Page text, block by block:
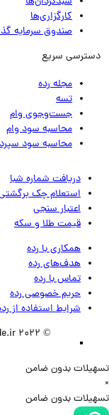
کارگزاری‌ها
صندوق سرمایه گذاری
سریع
مجله رده
تسه
جست‌وجوی وام
محاسبه سود وام
محاسبه سود سپرده
دریافت شماره شبا
استعلام چک برگشتی
اعتبار سنجی
قیمت طلا و سکه
همکاری با رده
هدف‌های رده
تماس‌ با‌ رده
حریم خصوصی رده
شرایط استفاده از رده
بدون ضامن
بدون ضامن